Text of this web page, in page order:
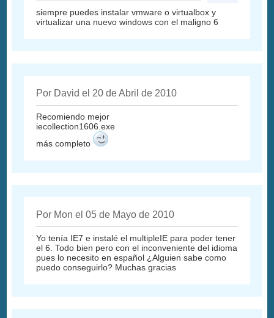
siempre puedes instalar vmware o virtualbox y
virtualizar una nuevo windows con el maligno 6
Por David el 20 de Abril de 2010
Recomiendo mejor
iecollection1606.exe
más completo
Por Mon el 05 de Mayo de 2010
Yo tenía IE7 e instalé el multipleIE para poder tener
el 6. Todo bien pero con el inconveniente del idioma
pues lo necesito en español ¿Alguien sabe como
puedo conseguirlo? Muchas gracias